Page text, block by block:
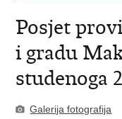
Posjet
i gradu
studenoga
Galerija fotografija